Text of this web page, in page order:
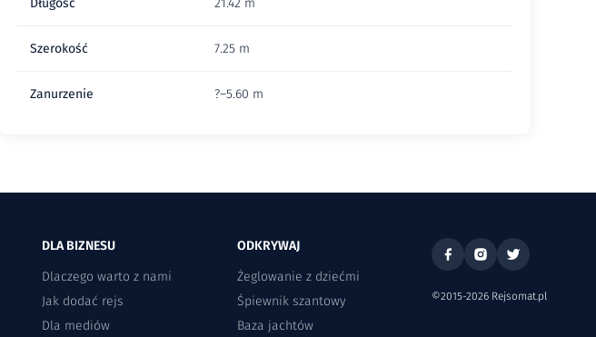
Długość 21.42 m
Szerokość 7.25 m
Zanurzenie ?–5.60 m
DLA BIZNESU
Dlaczego warto z nami
Jak dodać rejs
Dla mediów
ODKRYWAJ
Żeglowanie z dziećmi
Śpiewnik szantowy
Baza jachtów
©2015-2026 Rejsomat.pl